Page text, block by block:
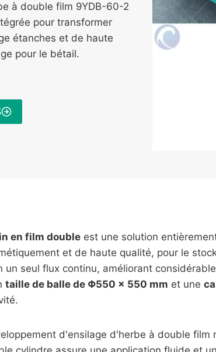
à double film 9YDB-60-2
pour transformer
étanches et de haute
pour le bétail.
en film double est une solution
et de haute qualité, pour le
seul flux continu, améliorant
taille de balle de Φ550 × 550 mm et une
d'ensilage d'herbe à double